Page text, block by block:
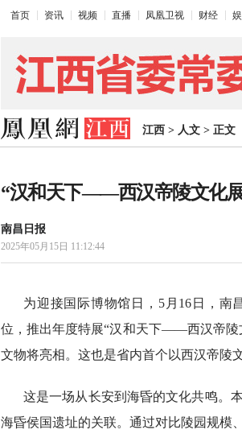
首页 资讯 视频 直播 凤凰卫视 财经
江西 > 人文 > 正文
“汉和天下——西汉帝陵文化
南昌日报
2025年05月15日 11:12:44
为迎接国际博物馆日，5月16日，南
位，推出年度特展“汉和天下——西汉帝陵
文物将亮相。这也是省内首个以西汉帝陵
这是一场从长安到海昏的文化共鸣。
海昏侯国遗址的关联。通过对比陵园规模